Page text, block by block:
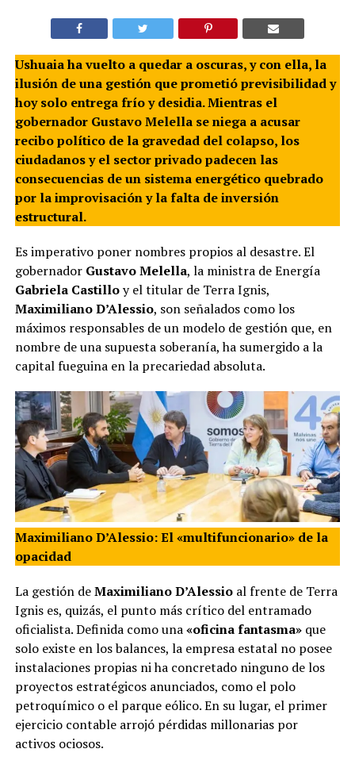
Ushuaia ha vuelto a quedar a oscuras, y con ella, la
ilusión de una gestión que prometió previsibilidad y
hoy solo entrega frío y desidia. Mientras el
gobernador Gustavo Melella se niega a acusar
recibo político de la gravedad del colapso, los
ciudadanos y el sector privado padecen las
consecuencias de un sistema energético quebrado
por la improvisación y la falta de inversión
estructural.
Es imperativo poner nombres propios al desastre. El
gobernador Gustavo Melella, la ministra de Energía
Gabriela Castilloy el titular de Terra Ignis,
Maximiliano D’Alessio, son señalados como los
máximos responsables de un modelo de gestión que, en
nombre de una supuesta soberanía, ha sumergido a la
capital fueguina en la precariedad absoluta.
Maximiliano D’Alessio: El «multifuncionario» de la
opacidad
La gestión deMaximiliano D’Alessioal frente de Terra
Ignis es, quizás, el punto más crítico del entramado
oficialista. Definida como una«oficina fantasma»que
solo existe en los balances, la empresa estatal no posee
instalaciones propias ni ha concretado ninguno de los
proyectos estratégicos anunciados, como el polo
petroquímico o el parque eólico. En su lugar, el primer
ejercicio contable arrojó pérdidas millonarias por
activos ociosos.